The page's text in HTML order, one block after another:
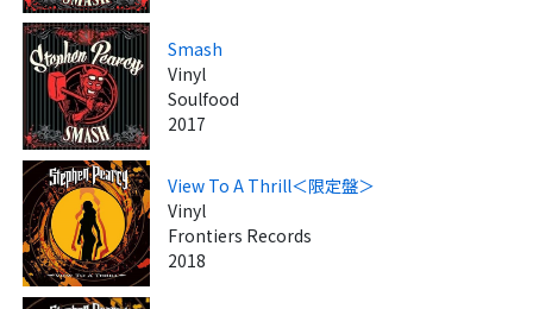
Smash
Vinyl
Soulfood
2017
View To A Thrill＜限定盤＞
Vinyl
Frontiers Records
2018